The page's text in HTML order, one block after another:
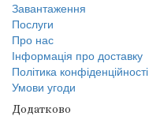
Завантаження
Послуги
Про нас
Інформація про доставку
Політика конфіденційності
Умови угоди
Додатково